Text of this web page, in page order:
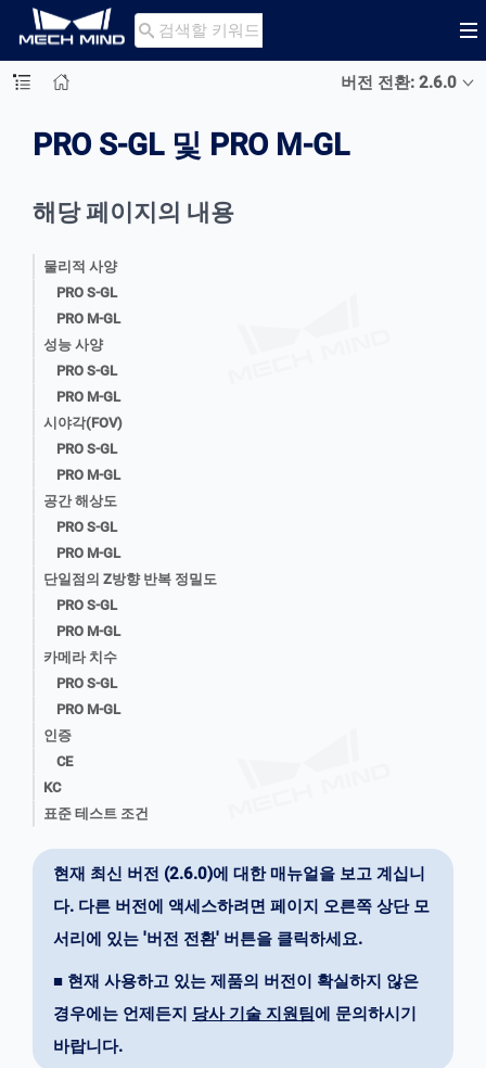

버전 전환: 2.6.0
PRO S-GL 및 PRO M-GL
해당 페이지의 내용
물리적 사양
PRO S-GL
PRO M-GL
성능 사양
PRO S-GL
PRO M-GL
시야각(FOV)
PRO S-GL
PRO M-GL
공간 해상도
PRO S-GL
PRO M-GL
단일점의 Z방향 반복 정밀도
PRO S-GL
PRO M-GL
카메라 치수
PRO S-GL
PRO M-GL
인증
CE
KC
표준 테스트 조건
현재 최신 버전 (2.6.0)에 대한 매뉴얼을 보고 계십니
다. 다른 버전에 액세스하려면 페이지 오른쪽 상단 모
서리에 있는 '버전 전환' 버튼을 클릭하세요.
■ 현재 사용하고 있는 제품의 버전이 확실하지 않은
경우에는 언제든지 당사 기술 지원팀에 문의하시기
바랍니다.